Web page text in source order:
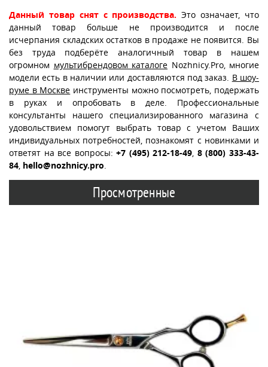
Данный товар снят с производства. Это означает, что
данный товар больше не производится и после
исчерпания складских остатков в продаже не появится. Вы
без труда подберёте аналогичный товар в нашем
огромном мультибрендовом каталоге Nozhnicy.Pro, многие
модели есть в наличии или доставляются под заказ. В шоу-
руме в Москве инструменты можно посмотреть, подержать
в руках и опробовать в деле. Профессиональные
консультанты нашего специализированного магазина с
удовольствием помогут выбрать товар с учетом Ваших
индивидуальных потребностей, познакомят с новинками и
ответят на все вопросы:+7 (495) 212-18-49 8 (800) 333-43-
84 hello@nozhnicy.pro
Просмотренные